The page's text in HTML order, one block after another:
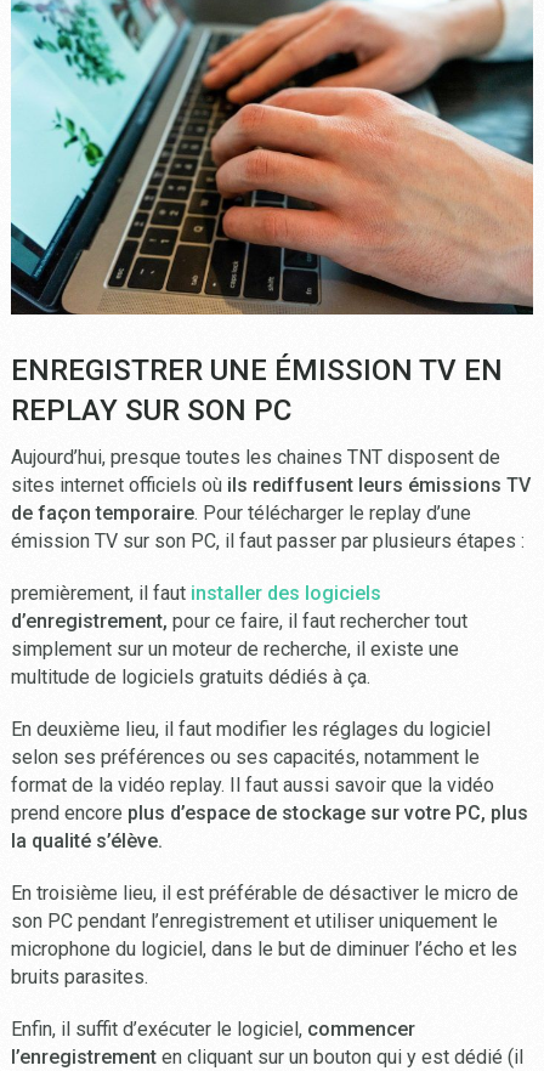
ENREGISTRER UNE ÉMISSION TV EN
REPLAY SUR SON PC
Aujourd’hui, presque toutes les chaines TNT disposent de
sites internet officiels oùils rediffusent leurs émissions TV
de façon temporaire. Pour télécharger le replay d’une
émission TV sur son PC, il faut passer par plusieurs étapes :
premièrement, il fautinstaller des logiciels
d’enregistrement, pour ce faire, il faut rechercher tout
simplement sur un moteur de recherche, il existe une
multitude de logiciels gratuits dédiés à ça.
En deuxième lieu, il faut modifier les réglages du logiciel
selon ses préférences ou ses capacités, notamment le
format de la vidéo replay. Il faut aussi savoir que la vidéo
prend encore plus d’espace de stockage sur votre PC, plus
la qualité s’élève.
En troisième lieu, il est préférable de désactiver le micro de
son PC pendant l’enregistrement et utiliser uniquement le
microphone du logiciel, dans le but de diminuer l’écho et les
bruits parasites.
Enfin, il suffit d’exécuter le logiciel, commencer
l’enregistrement en cliquant sur un bouton qui y est dédié (il